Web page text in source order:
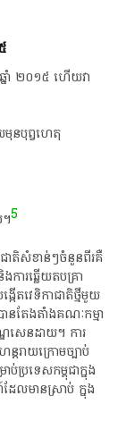
នាំ​ ២០១៥​ ហើយ​វា​
យ​មុន​បុព្វហេតុ​
។​5
ជាតិ​សំខាន់ៗ​ចំនួន​ពីរ​គឺ​
ារ​ឆ្លើយ​តប​គ្រា
ើត​វេទិកា​ជាតិ​ថ្មី​មួយ​
ន​តែងតាំង​គណៈ​ក​ម្មា​
ឌ​សេន​ដាយ​។​ ការ​
ន្តរាយ​ក្រោម​ច្បាប់​
ប្រទេស​កម្ពុជា​ក្នុង​
ល​មាន​ស្រាប់​ ក្នុង​